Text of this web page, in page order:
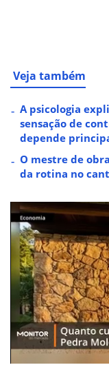
Veja também
A psicologia
sensação de
depende
O mestre de
da rotina no